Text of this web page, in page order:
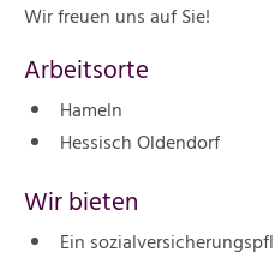
Wir freuen uns auf Sie!
Arbeitsorte
Hameln
Hessisch Oldendorf
Wir bieten
Ein